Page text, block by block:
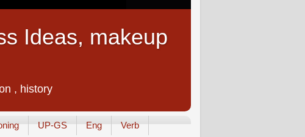
Ideas, makeup
, history
UP-GS Eng
Verb